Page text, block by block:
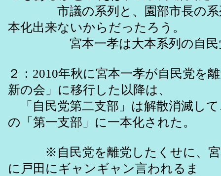
市議の系列と、園部市長の系
本化出来ないからだったろう。
宮本一孝は大本系列の自民党
２：2010年秋に宮本一孝が自民党を
新の会」に移行した以降は、
「自民党第二支部」は解散消滅し
の「第一支部」に一本化された。
※自民党を離党したくせに、宮
に戸田にギャンギャン言われるま